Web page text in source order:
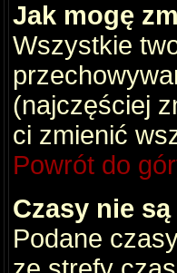
Jak mogę
Wszystkie
(najczęściej
ci zmienić
Powrót do
Czasy nie są
Podane